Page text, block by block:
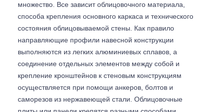
множество. Все зависит облицовочного материала,
способа крепления основного каркаса и технического
состояния облицовываемой стены. Как правило
направляющие профили навесной конструкции
выполняются из легких алюминиевых сплавов, а
соединение отдельных элементов между собой и
крепление кронштейнов к стеновым конструкциям
осуществляется при помощи анкеров, болтов и
саморезов из нержавеющей стали. Облицовочные